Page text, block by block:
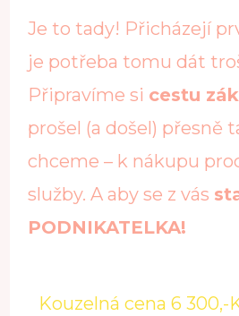
Je to tady! Přicházejí
je potřeba tomu dát
Připravíme si cestu
prošel (a došel) přesně
chceme – k nákupu
služby. A aby se z vás
PODNIKATELKA!
Kouzelná cena 6